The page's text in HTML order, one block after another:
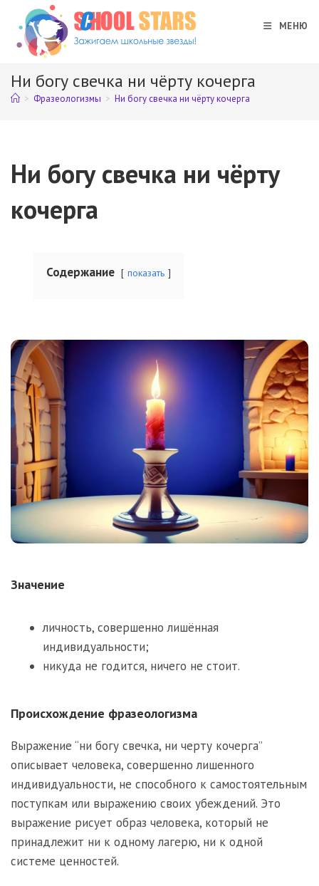
Перейти
содержимому
МЕНЮ
Ни богу свечка ни чёрту кочерга
> Фразеологизмы > Ни богу свечка ни чёрту кочерга
Ни богу свечка ни чёрту
кочерга
Содержание показать
Значение
личность, совершенно лишённая
индивидуальности;
никуда не годится, ничего не стоит.
Происхождение фразеологизма
Выражение “ни богу свечка, ни черту кочерга”
описывает человека, совершенно лишенного
индивидуальности, не способного к самостоятельным
поступкам или выражению своих убеждений. Это
выражение рисует образ человека, который не
принадлежит ни к одному лагерю, ни к одной
системе ценностей.